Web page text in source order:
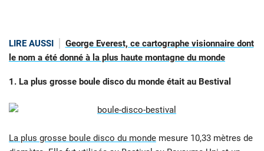
LIRE AUSSI
George Everest, ce cartographe visionnaire dont
le nom a été donné à la plus haute montagne du monde
1. La plus grosse boule disco du monde était au Bestival
La plus grosse boule disco du monde mesure 10,33 mètres de